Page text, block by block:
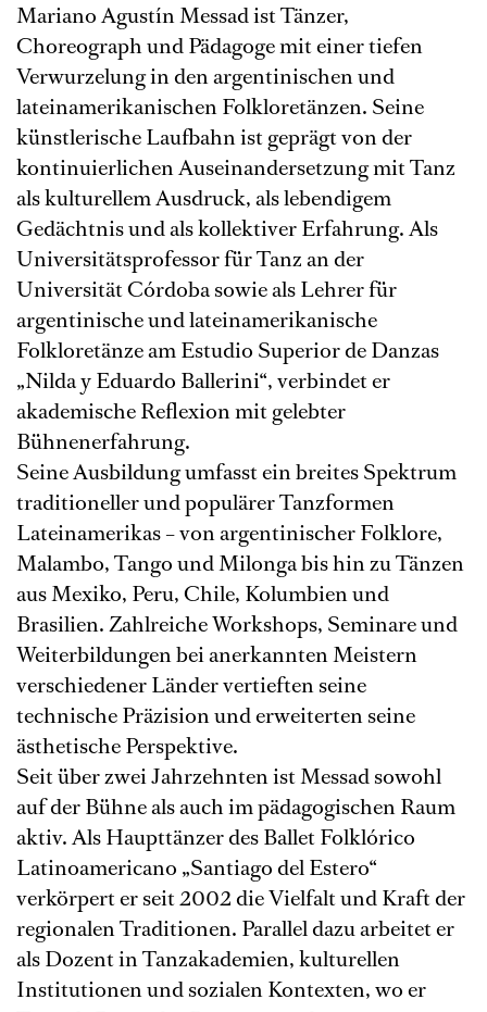
Mariano Agustín Messad ist Tänzer,
Choreograph und Pädagoge mit einer tiefen
Verwurzelung in den argentinischen und
lateinamerikanischen Folkloretänzen. Seine
künstlerische Laufbahn ist geprägt von der
kontinuierlichen Auseinandersetzung mit Tanz
als kulturellem Ausdruck, als lebendigem
Gedächtnis und als kollektiver Erfahrung. Als
Universitätsprofessor für Tanz an der
Universität Córdoba sowie als Lehrer für
argentinische und lateinamerikanische
Folkloretänze am Estudio Superior de Danzas
„Nilda y Eduardo Ballerini“, verbindet er
akademische Reflexion mit gelebter
Bühnenerfahrung.
Seine Ausbildung umfasst ein breites Spektrum
traditioneller und populärer Tanzformen
Lateinamerikas – von argentinischer Folklore,
Malambo, Tango und Milonga bis hin zu Tänzen
aus Mexiko, Peru, Chile, Kolumbien und
Brasilien. Zahlreiche Workshops, Seminare und
Weiterbildungen bei anerkannten Meistern
verschiedener Länder vertieften seine
technische Präzision und erweiterten seine
ästhetische Perspektive.
Seit über zwei Jahrzehnten ist Messad sowohl
auf der Bühne als auch im pädagogischen Raum
aktiv. Als Haupttänzer des Ballet Folklórico
Latinoamericano „Santiago del Estero“
verkörpert er seit 2002 die Vielfalt und Kraft der
regionalen Traditionen. Parallel dazu arbeitet er
als Dozent in Tanzakademien, kulturellen
Institutionen und sozialen Kontexten, wo er